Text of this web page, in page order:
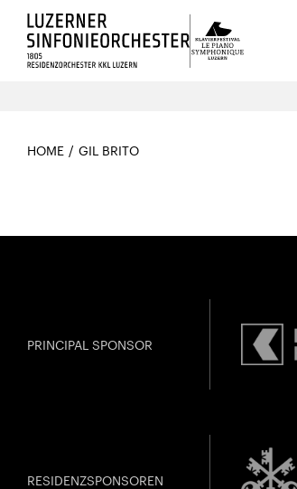
Luzerns
HOME GIL BRITO
PRINCIPAL SPONSOR
RESIDENZSPONSOREN